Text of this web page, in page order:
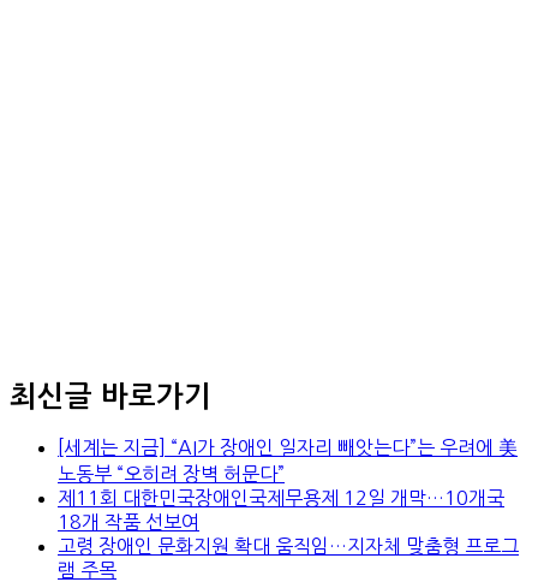
최신글 바로가기
[세계는 지금] “AI가 장애인 일자리 빼앗는다”는 우려에 美
노동부 “오히려 장벽 허문다”
제11회 대한민국장애인국제무용제 12일 개막…10개국
18개 작품 선보여
고령 장애인 문화지원 확대 움직임…지자체 맞춤형 프로그
램 주목